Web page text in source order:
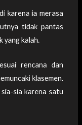
karena ia merasa
tidak pantas
yang kalah.
rencana dan
klasemen.
sia karena satu